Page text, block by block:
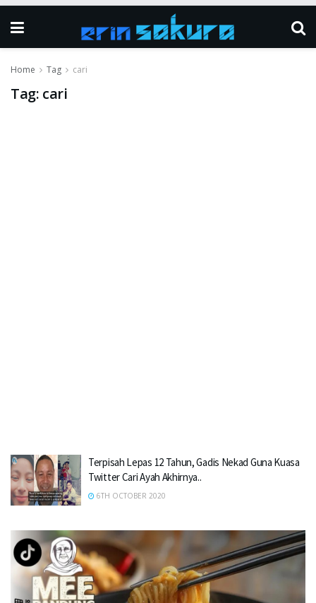
Home Tag cari
Tag: cari
Terpisah Lepas 12 Tahun, Gadis Nekad Guna Kuasa
Twitter Cari Ayah Akhirnya..
6TH OCTOBER 2020